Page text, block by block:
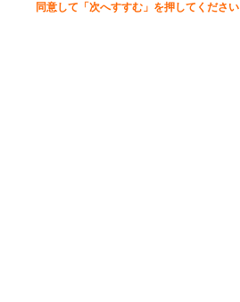
同意して「次へすすむ」を押してください